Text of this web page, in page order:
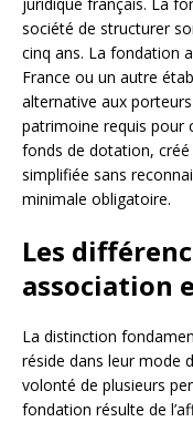
société de structurer
cinq ans. La fondation
France ou un autre
alternative aux
patrimoine requis pour
fonds de dotation,
simplifiée sans
minimale obligatoire.
Les
association
La distinction
réside dans leur mode
volonté de plusieurs
fondation résulte de